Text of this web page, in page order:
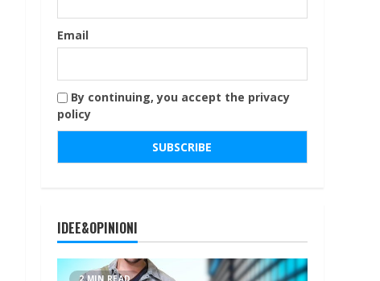
Email
By continuing, you accept the privacy
policy
IDEE&OPINIONI
2 MIN READ